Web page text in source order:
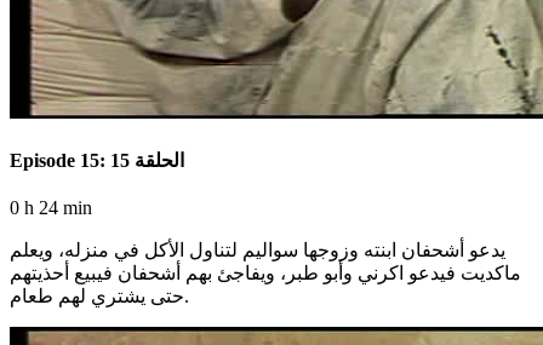
Episode 15: الحلقة 15
0 h 24 min
يدعو أشحفان ابنته وزوجها سواليم لتناول الأكل في منزله، ويعلم
ماكديت فيدعو اكرني وأبو طبر، ويفاجئ بهم أشحفان فيبيع أحذيتهم
حتى يشتري لهم طعام.